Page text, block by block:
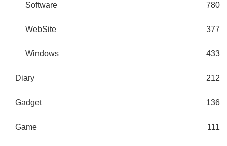
Software 780
WebSite 377
Windows 433
Diary 212
Gadget 136
Game 111